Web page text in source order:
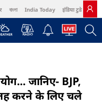
বাংলা India Today इंडिया टुडे हिंदी
Harper's Bazaar Northeast
जानिए- BJP,
करने के लिए चले